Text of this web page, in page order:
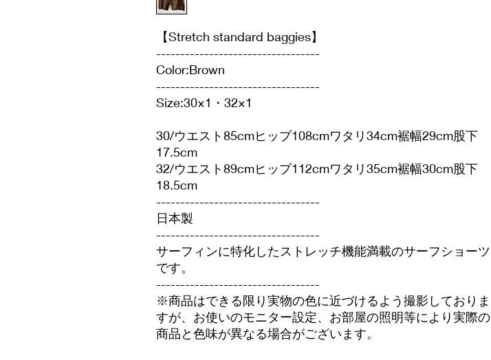
【Stretch standard baggies】
----------------------------------
Color:Brown
----------------------------------
Size:30×1・32×1
30/ウエスト85cmヒップ108cmワタリ34cm裾幅29cm股下
17.5cm
32/ウエスト89cmヒップ112cmワタリ35cm裾幅30cm股下
18.5cm
----------------------------------
日本製
----------------------------------
サーフィンに特化したストレッチ機能満載のサーフショーツ
です。
----------------------------------
※商品はできる限り実物の色に近づけるよう撮影しておりま
すが、お使いのモニター設定、お部屋の照明等により実際の
商品と色味が異なる場合がございます。